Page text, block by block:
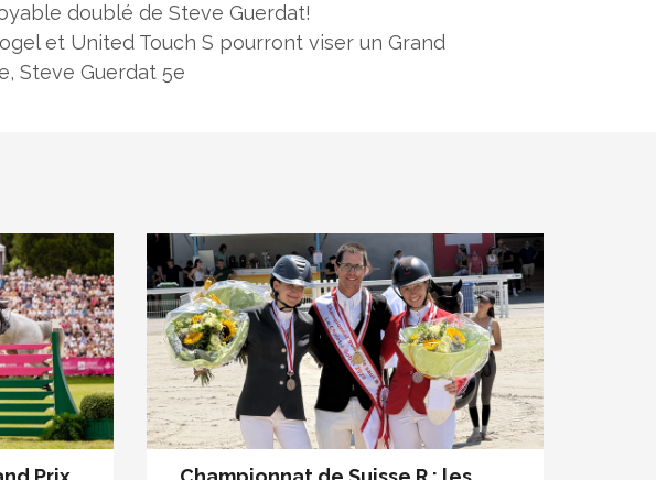
doublé de Steve Guerdat!
et United Touch S pourront viser un Grand
Steve Guerdat 5e